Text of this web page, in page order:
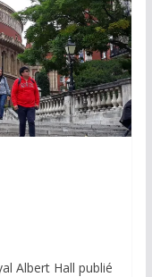
Albert Hall publié